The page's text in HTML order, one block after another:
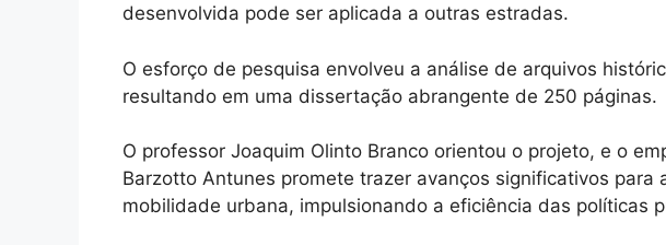
desenvolvida pode ser aplicada a outras estradas.
O esforço de pesquisa envolveu a análise de arquivos
resultando em uma dissertação abrangente de 250 páginas.
O professor Joaquim Olinto Branco orientou o projeto, e o
Barzotto Antunes promete trazer avanços significativos para
mobilidade urbana, impulsionando a eficiência das políticas